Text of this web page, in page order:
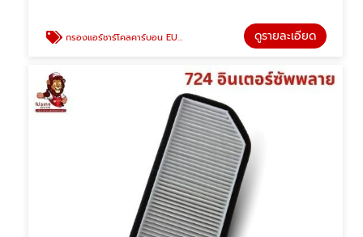
กรองแอร์ชาร์โคลคาร์บอน EUROPE & SUPER CAR FILTER ดูรายละเอียด